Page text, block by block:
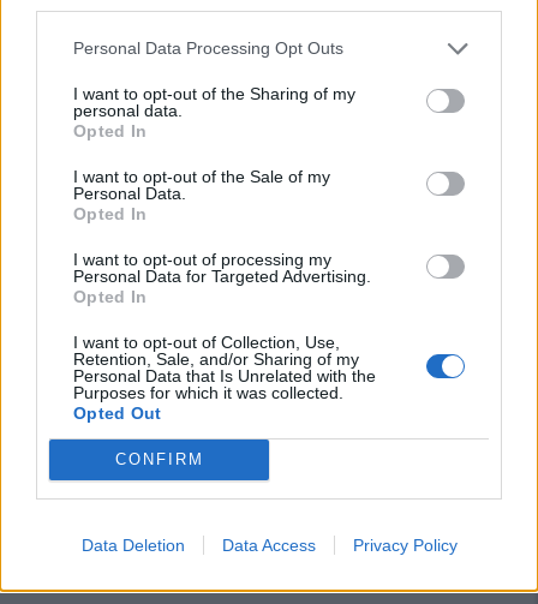
Personal Data Processing Opt Outs
I want to opt-out of the Sharing of my
personal data.
Opted In
I want to opt-out of the Sale of my
Personal Data.
Opted In
I want to opt-out of processing my
Personal Data for Targeted Advertising.
Opted In
I want to opt-out of Collection, Use,
Retention, Sale, and/or Sharing of my
Personal Data that Is Unrelated with the
Purposes for which it was collected.
Opted Out
CONFIRM
Data Deletion Data Access Privacy Policy
5 Ago 2026
Il CR sardo esclude anche l'Olbia: l'Usinese è
in Eccellenza, il Fonni sale in Promozione